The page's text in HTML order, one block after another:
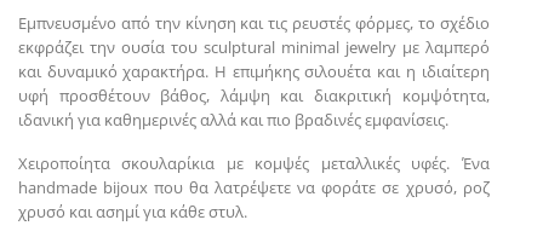
Εμπνευσμένο από την κίνηση και τις ρευστές φόρμες, το σχέδιο
εκφράζει την ουσία του sculptural minimal jewelry με λαμπερό
και δυναμικό χαρακτήρα. Η επιμήκης σιλουέτα και η ιδιαίτερη
υφή προσθέτουν βάθος, λάμψη και διακριτική κομψότητα,
ιδανική για καθημερινές αλλά και πιο βραδινές εμφανίσεις.
Χειροποίητα σκουλαρίκια με κομψές μεταλλικές υφές. Ένα
handmade bijoux που θα λατρέψετε να φοράτε σε χρυσό, ροζ
χρυσό και ασημί για κάθε στυλ.